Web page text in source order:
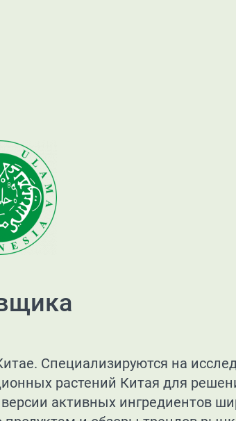
Специализируются на
растений Китая для
активных ингредиентов